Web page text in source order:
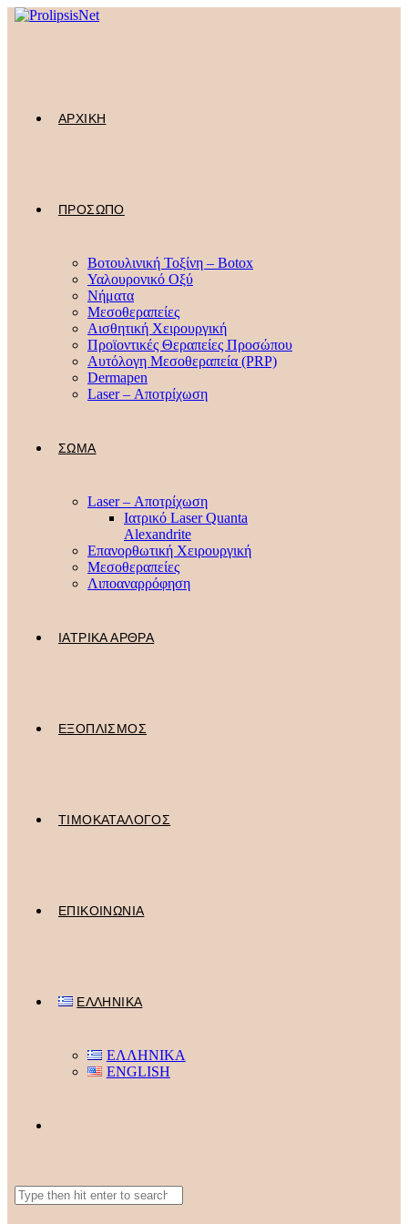
Skip
ΑΡΧΙΚΗ
ΠΡΟΣΩΠΟ
Βοτουλινική Τοξίνη – Botox
Υαλουρονικό Οξύ
Νήματα
Μεσοθεραπείες
Αισθητική Χειρουργική
Προϊοντικές Θεραπείες Προσώπου
Αυτόλογη Μεσοθεραπεία (PRP)
Dermapen
Laser – Αποτρίχωση
ΣΩΜΑ
Laser – Αποτρίχωση
Ιατρικό Laser Quanta
Alexandrite
Επανορθωτική Χειρουργική
Μεσοθεραπείες
Λιποαναρρόφηση
ΙΑΤΡΙΚΑ ΑΡΘΡΑ
ΕΞΟΠΛΙΣΜΟΣ
ΤΙΜΟΚΑΤΑΛΟΓΟΣ
ΕΠΙΚΟΙΝΩΝΙΑ
ΕΛΛΗΝΙΚΑ
ΕΛΛΗΝΙΚΑ
ENGLISH
Search
this